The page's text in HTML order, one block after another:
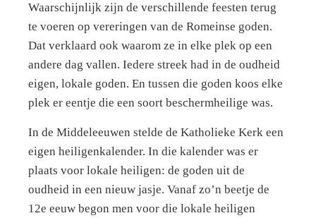
Waarschijnlijk zijn de verschillende feesten terug
te voeren op vereringen van de Romeinse goden.
Dat verklaard ook waarom ze in elke plek op een
andere dag vallen. Iedere streek had in de oudheid
eigen, lokale goden. En tussen die goden koos elke
plek er eentje die een soort beschermheilige was.
In de Middeleeuwen stelde de Katholieke Kerk een
eigen heiligenkalender. In die kalender was er
plaats voor lokale heiligen: de goden uit de
oudheid in een nieuw jasje. Vanaf zo’n beetje de
12e eeuw begon men voor die lokale heiligen